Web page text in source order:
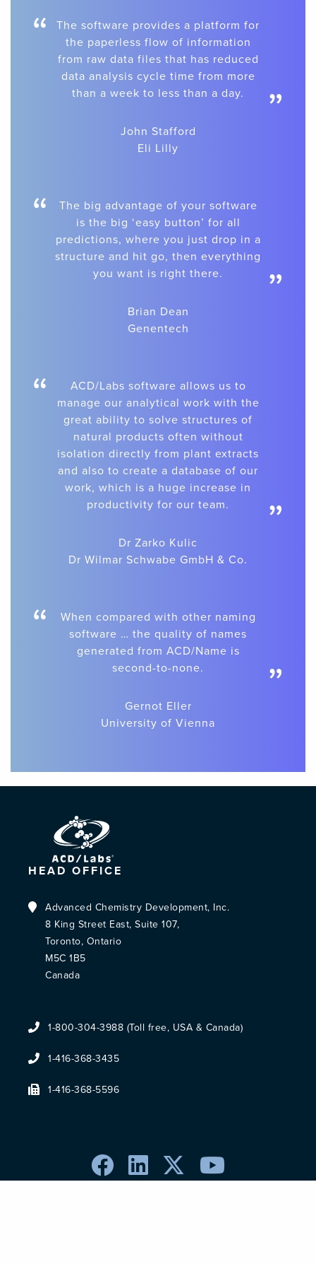
“
The software provides a platform for
the paperless flow of information
from raw data files that has reduced
data analysis cycle time from more
than a week to less than a day.
”
John Stafford
Eli Lilly
“
The big advantage of your software
is the big ‘easy button’ for all
predictions, where you just drop in a
structure and hit go, then everything
you want is right there.
”
Brian Dean
Genentech
“
ACD/Labs software allows us to
manage our analytical work with the
great ability to solve structures of
natural products often without
isolation directly from plant extracts
and also to create a database of our
work, which is a huge increase in
productivity for our team.
”
Dr Zarko Kulic
Dr Wilmar Schwabe GmbH & Co.
“
When compared with other naming
software … the quality of names
generated from ACD/Name is
second-to-none.
”
Gernot Eller
University of Vienna
HEAD OFFICE
Advanced Chemistry Development, Inc.
8 King Street East, Suite 107,
Toronto, Ontario
M5C 1B5
Canada
1-800-304-3988 (Toll free, USA & Canada)
1-416-368-3435
1-416-368-5596